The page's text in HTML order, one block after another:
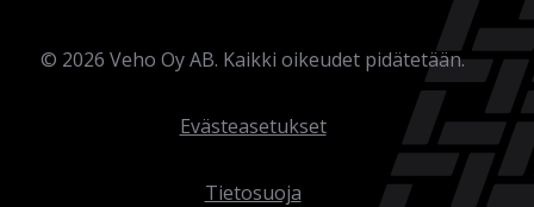
© 2026 Veho Oy AB. Kaikki oikeudet pidätetään.
Evästeasetukset
Tietosuoja